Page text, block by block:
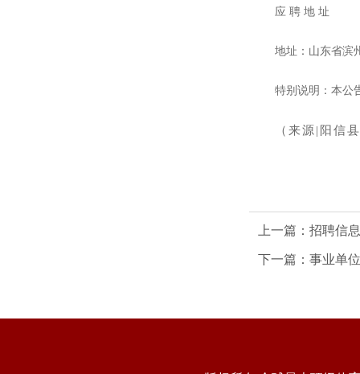
应 聘 地 址
地址：山东省滨
特别说明：本公
（ 来源 |阳信
上一篇： 招聘信
下一篇： 事业单